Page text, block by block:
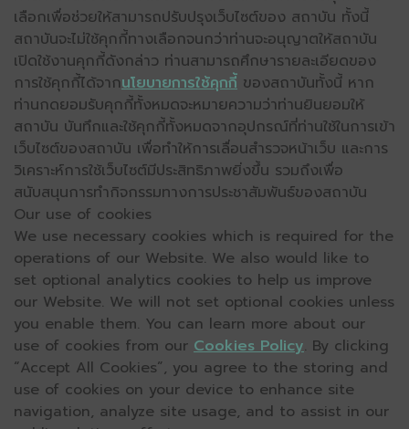
เลือกเพื่อช่วยให้สามารถปรับปรุงเว็บไซต์ของ สถาบัน ทั้งนี้
สถาบันจะไม่ใช้คุกกี้ทางเลือกจนกว่าท่านจะอนุญาตให้สถาบัน
เปิดใช้งานคุกกี้ดังกล่าว ท่านสามารถศึกษารายละเอียดของ
การใช้คุกกี้ได้จากนโยบายการใช้คุกกี้ ของสถาบันทั้งนี้ หาก
ท่านกดยอมรับคุกกี้ทั้งหมดจะหมายความว่าท่านยินยอมให้
สถาบัน บันทึกและใช้คุกกี้ทั้งหมดจากอุปกรณ์ที่ท่านใช้ในการเข้า
เว็บไซต์ของสถาบัน เพื่อทำให้การเลื่อนสำรวจหน้าเว็บ และการ
วิเคราะห์การใช้เว็บไซต์มีประสิทธิภาพยิ่งขึ้น รวมถึงเพื่อ
สนับสนุนการทำกิจกรรมทางการประชาสัมพันธ์ของสถาบัน
Our use of cookies
We use necessary cookies which is required for the
operations of our Website. We also would like to
set optional analytics cookies to help us improve
our Website. We will not set optional cookies unless
you enable them. You can learn more about our
use of cookies from our Cookies Policy. By clicking
“Accept All Cookies”, you agree to the storing and
use of cookies on your device to enhance site
navigation, analyze site usage, and to assist in our